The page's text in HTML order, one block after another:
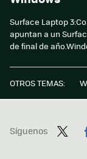
Surface Laptop
apuntan a un
de final de
OTROS TEMAS:
Síguenos